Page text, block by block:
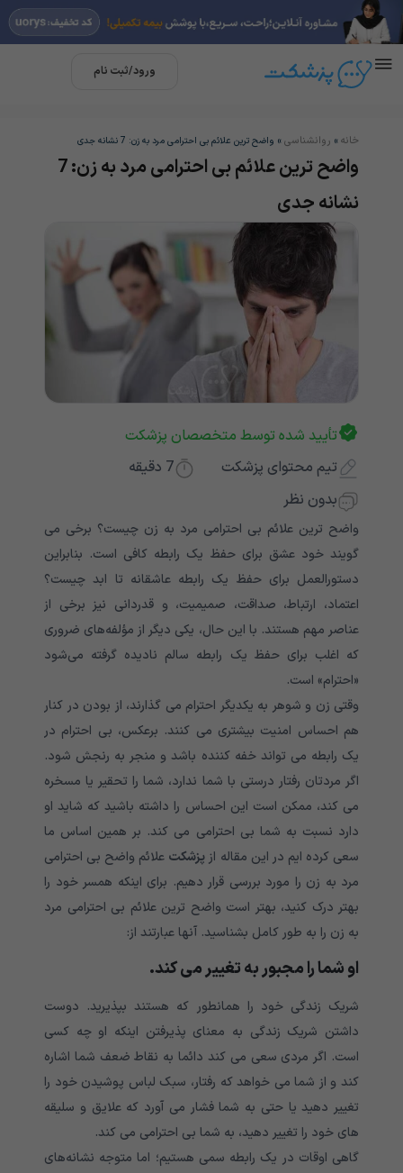
ورود/ثبت نام
خانه » روانشناسی » واضح ترین علائم بی احترامی مرد به زن: 7 نشانه جدی
واضح ترین علائم بی احترامی مرد به زن: 7
نشانه جدی
تأیید شده توسط متخصصان پزشکت
تیم محتوای پزشکت
7 دقیقه
بدون نظر
واضح ترین علائم بی احترامی مرد به زن چیست؟ برخی می
گویند خود عشق برای حفظ یک رابطه کافی است. بنابراین
دستورالعمل برای حفظ یک رابطه عاشقانه تا ابد چیست؟
اعتماد، ارتباط، صداقت، صمیمیت، و قدردانی نیز برخی از
عناصر مهم هستند. با این حال، یکی دیگر از مؤلفه‌های ضروری
که اغلب برای حفظ یک رابطه سالم نادیده گرفته می‌شود
«احترام» است.
وقتی زن و شوهر به یکدیگر احترام می گذارند، از بودن در کنار
هم احساس امنیت بیشتری می کنند. برعکس، بی احترام در
یک رابطه می تواند خفه کننده باشد و منجر به رنجش شود.
اگر مردتان رفتار درستی با شما ندارد، شما را تحقیر یا مسخره
می کند، ممکن است این احساس را داشته باشید که شاید او
دارد نسبت به شما بی احترامی می کند. بر همین اساس ما
سعی کرده ایم در این مقاله از پزشکت علائم واضح بی احترامی
مرد به زن را مورد بررسی قرار دهیم. برای اینکه همسر خود را
بهتر درک کنید، بهتر است واضح ترین علائم بی احترامی مرد
به زن را به طور کامل بشناسید. آنها عبارتند از:
او شما را مجبور به تغییر می کند.
شریک زندگی خود را همانطور که هستند بپذیرید. دوست
داشتن شریک زندگی به معنای پذیرفتن اینکه او چه کسی
است. اگر مردی سعی می کند دائما به نقاط ضعف شما اشاره
کند و از شما می خواهد که رفتار، سبک لباس پوشیدن خود را
تغییر دهید یا حتی به شما فشار می آورد که علایق و سلیقه
های خود را تغییر دهید، به شما بی احترامی می کند.
گاهی اوقات در یک رابطه سمی هستیم؛ اما متوجه نشانه‌های